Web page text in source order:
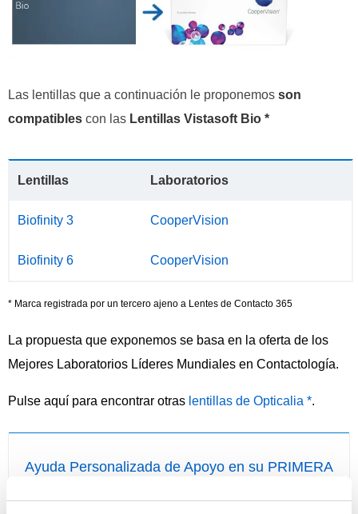
Las lentillas que a continuación le proponemos son
compatibles con las Lentillas Vistasoft Bio *
Lentillas Laboratorios
Biofinity 3 CooperVision
Biofinity 6 CooperVision
* Marca registrada por un tercero ajeno a Lentes de Contacto 365
La propuesta que exponemos se basa en la oferta de los
Mejores Laboratorios Líderes Mundiales en Contactología.
Pulse aquí para encontrar otras lentillas de Opticalia *.
Ayuda Personalizada de Apoyo en su PRIMERA